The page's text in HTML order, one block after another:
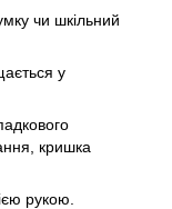
чи шкільний
у
кришка
рукою.